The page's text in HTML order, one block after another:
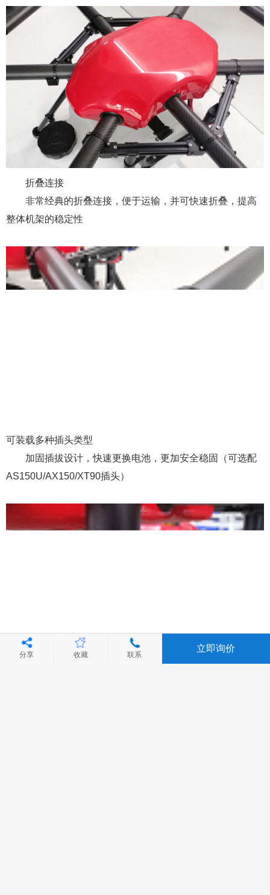
折叠连接
非常经典的折叠连接，便于运输，并可快速折叠，提高
整体机架的稳定性
可装载多种插头类型
加固插拔设计，快速更换电池，更加安全稳固（可选配
AS150U/AX150/XT90插头）
分享 收藏 联系
立即询价